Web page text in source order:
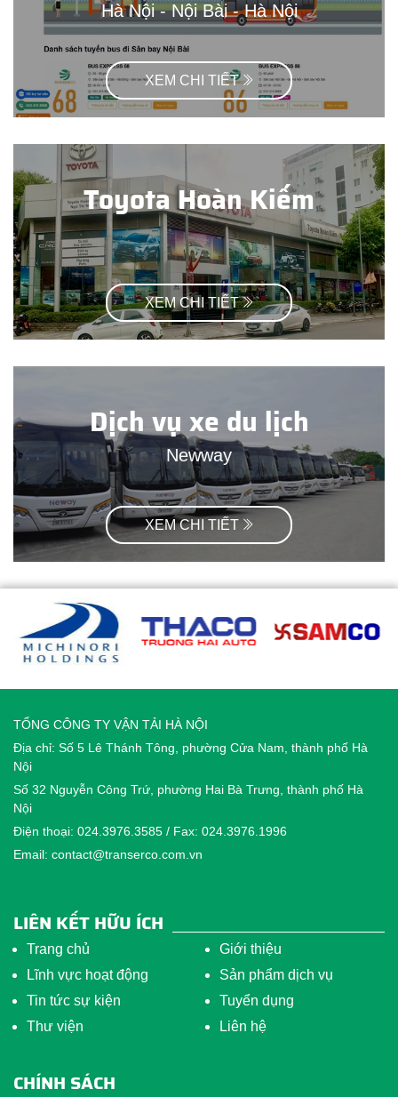
Hà Nội - Nội Bài - Hà Nội
XEM CHI TIẾT
Toyota Hoàn Kiếm
XEM CHI TIẾT
Dịch vụ xe du lịch
Newway
XEM CHI TIẾT
TỔNG CÔNG TY VẬN TẢI HÀ NỘI
Địa chỉ: Số 5 Lê Thánh Tông, phường Cửa Nam, thành phố Hà
Nội
Số 32 Nguyễn Công Trứ, phường Hai Bà Trưng, thành phố Hà
Nội
Điện thoại: 024.3976.3585 / Fax: 024.3976.1996
Email: contact@transerco.com.vn
LIÊN KẾT HỮU ÍCH
Trang chủ
Giới thiệu
Lĩnh vực hoạt động
Sản phẩm dịch vụ
Tin tức sự kiện
Tuyển dụng
Thư viện
Liên hệ
CHÍNH SÁCH